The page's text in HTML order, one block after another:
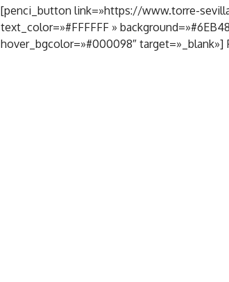
[penci_button link=»https://www.torre-
text_color=»#FFFFFF »
hover_bgcolor=»#000098″